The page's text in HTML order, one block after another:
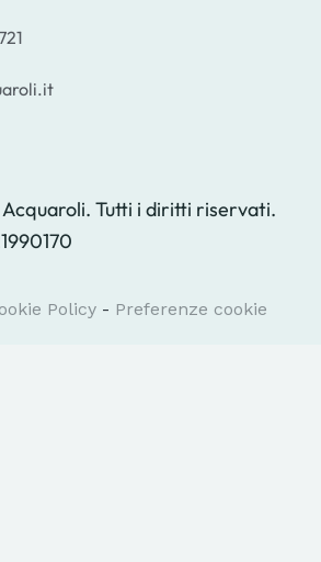
Tutti i diritti riservati.
Policy - Preferenze cookie